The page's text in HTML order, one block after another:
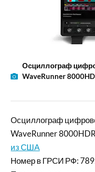
Осциллограф
WaveRunner
Осциллограф
WaveRunner
из США
Номер в ГРСИ РФ: